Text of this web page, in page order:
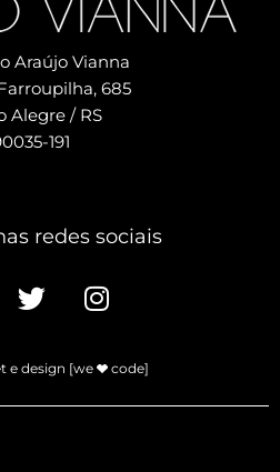
Araújo Vianna
685
Alegre / RS
191
redes sociais​
e design [we code]